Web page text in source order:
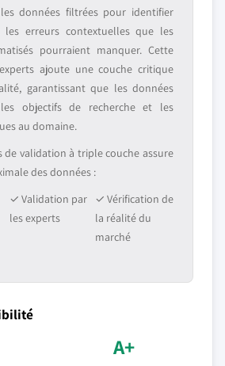
données filtrées pour identifier
les erreurs contextuelles que les
pourraient manquer. Cette
ajoute une couche critique
garantissant que les données
objectifs de recherche et les
au domaine.
de validation à triple couche assure
des données :
✓ Validation par
les experts
✓ Vérification de
la réalité du
marché
A+